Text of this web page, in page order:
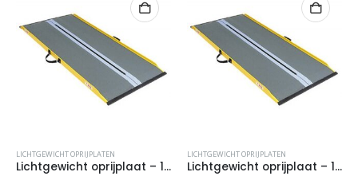
LICHTGEWICHT OPRIJPLATEN
Lichtgewicht oprijplaat – 125 cm
LICHTGEWICHT OPRIJPLATEN
Lichtgewicht oprijplaat – 165 cm